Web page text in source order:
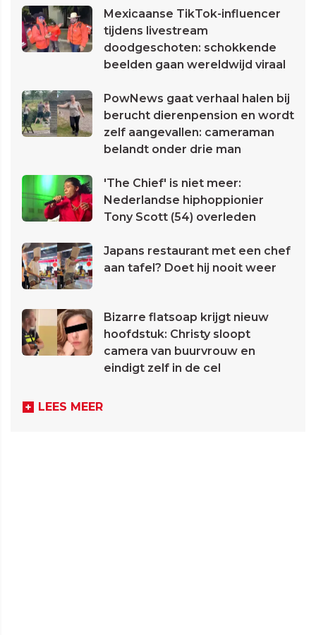
Mexicaanse TikTok-influencer
tijdens livestream
doodgeschoten: schokkende
beelden gaan wereldwijd viraal
PowNews gaat verhaal halen bij
berucht dierenpension en wordt
zelf aangevallen: cameraman
belandt onder drie man
'The Chief' is niet meer:
Nederlandse hiphoppionier
Tony Scott (54) overleden
Japans restaurant met een chef
aan tafel? Doet hij nooit weer
Bizarre flatsoap krijgt nieuw
hoofdstuk: Christy sloopt
camera van buurvrouw en
eindigt zelf in de cel
LEES MEER